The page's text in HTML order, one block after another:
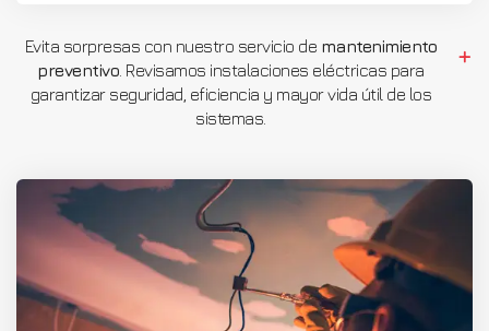
Evita sorpresas con nuestro servicio de mantenimiento
preventivo . Revisamos instalaciones eléctricas para
garantizar seguridad, eficiencia y mayor vida útil de los
sistemas.